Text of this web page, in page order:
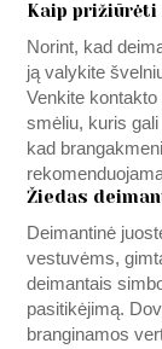
Kaip
Norint, kad
ją valykite
Venkite
smėliu, kuris
kad
Žiedas
Deimantinė
vestuvėms,
deimantais
pasitikėjimą.
branginamos